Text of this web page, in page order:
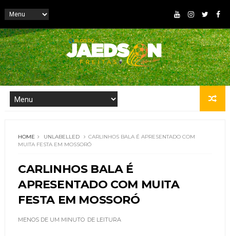
HOME UNLABELLED
CARLINHOS BALA É APRESENTADO COM
MUITA FESTA EM MOSSORÓ
CARLINHOS BALA É
APRESENTADO COM MUITA
FESTA EM MOSSORÓ
MENOS DE UM MINUTO DE LEITURA